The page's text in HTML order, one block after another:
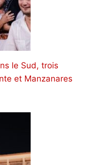
le Sud, trois
et Manzanares